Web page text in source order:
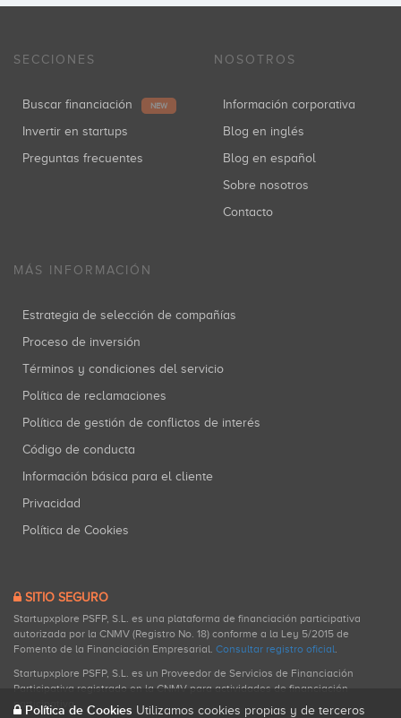
SECCIONES
Buscar financiación NEW
Invertir en startups
Preguntas frecuentes
NOSOTROS
Información corporativa
Blog en inglés
Blog en español
Sobre nosotros
Contacto
MÁS INFORMACIÓN
Estrategia de selección de compañías
Proceso de inversión
Términos y condiciones del servicio
Política de reclamaciones
Política de gestión de conflictos de interés
Código de conducta
Información básica para el cliente
Privacidad
Política de Cookies
SITIO SEGURO
Startupxplore PSFP, S.L. es una plataforma de financiación participativa
autorizada por la CNMV (Registro No. 18) conforme a la Ley 5/2015 de
Fomento de la Financiación Empresarial. Consultar registro oficial.
Startupxplore PSFP, S.L. es un Proveedor de Servicios de Financiación
Participativa registrado en la CNMV para actividades de financiación
participativa.
Política de Cookies Utilizamos cookies propias y de terceros